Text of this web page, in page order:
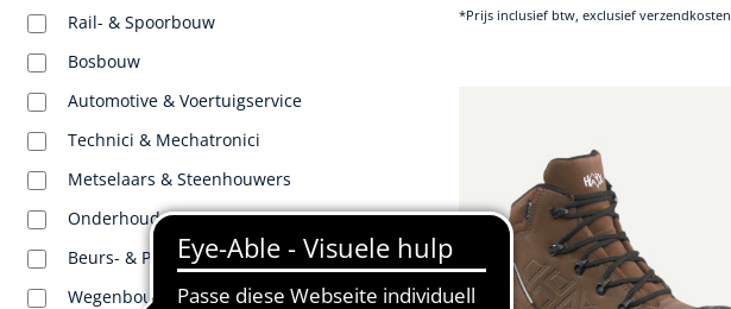
Rail- & Spoorbouw
Bosbouw
Automotive & Voertuigservice
Technici & Mechatronici
Metselaars & Steenhouwers
Onderhoud & Instandhouding
Beurs- & Podiumopbouw
Wegenbouw & Verkeer
*Prijs inclusief btw, exclusief verzendkosten